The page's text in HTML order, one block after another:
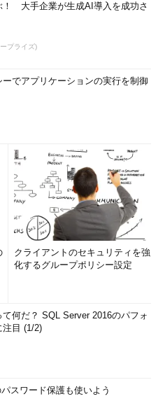
！ 大手企業が生成AI導入を成功さ
プライズ)
ーでアプリケーションの実行を制御
クライアントのセキュリティを強
化するグループポリシー設定
何だ？ SQL Server 2016のパフォ
注目 (1/2)
スワード保護も使いよう